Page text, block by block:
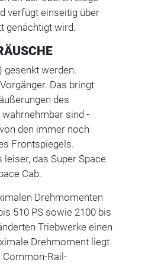
verfügt einseitig über
genächtigt wird.
gesenkt werden.
Das bringt
des
sind -
den immer noch
Frontspiegels.
das Super Space
Cab.
Drehmomenten
510 PS sowie 2100 bis
Triebwerke einen
Drehmoment liegt
Common-Rail-